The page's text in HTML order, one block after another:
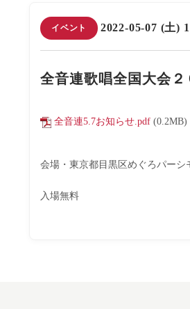
イベント 2022-05-07 (土)
全音連歌唱全国大会２
全音連5.7お知らせ.pdf (0.2MB)
会場・東京都目黒区めぐろパーシ
入場無料